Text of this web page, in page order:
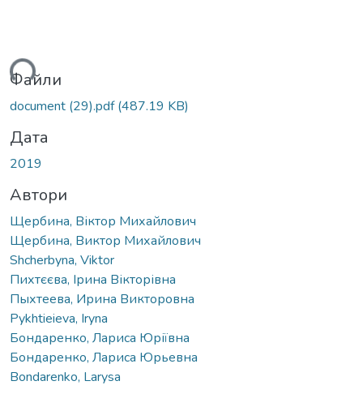
Файли
document (29).pdf(487.19 KB)
Дата
2019
Автори
Щербина, Віктор Михайлович
Щербина, Виктор Михайлович
Shcherbyna, Viktor
Пихтєєва, Ірина Вікторівна
Пыхтеева, Ирина Викторовна
Pykhtieieva, Iryna
Бондаренко, Лариса Юріївна
Бондаренко, Лариса Юрьевна
Bondarenko, Larysa